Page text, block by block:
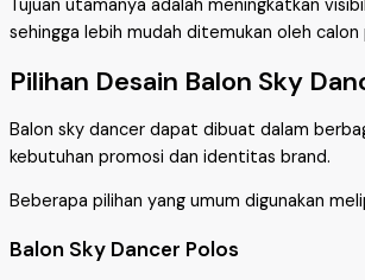
Tujuan utamanya adalah meningkatkan
sehingga lebih mudah ditemukan oleh calon
Pilihan Desain Balon Sky
Balon sky dancer dapat dibuat dalam
kebutuhan promosi dan identitas brand.
Beberapa pilihan yang umum digunakan
Balon Sky Dancer Polos